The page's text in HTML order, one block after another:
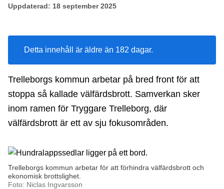
Uppdaterad: 18 september 2025
Detta innehåll är äldre än 182 dagar.
Trelleborgs kommun arbetar på bred front för att
stoppa så kallade välfärdsbrott. Samverkan sker
inom ramen för Tryggare Trelleborg, där
välfärdsbrott är ett av sju fokusområden.
Trelleborgs kommun arbetar för att förhindra välfärdsbrott och
ekonomisk brottslighet.
Foto: Niclas Ingvarsson